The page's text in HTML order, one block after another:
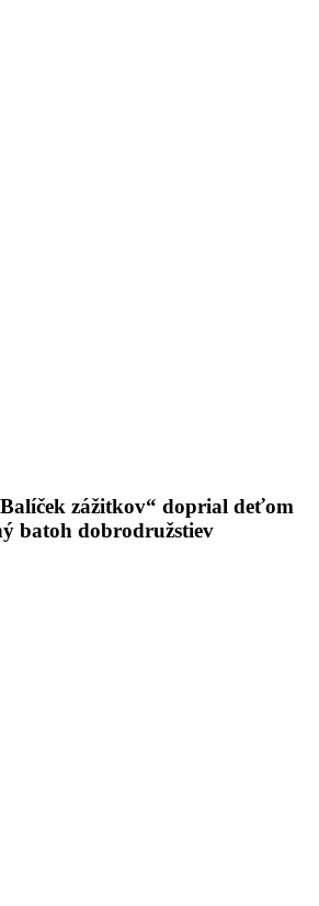
zážitkov“ doprial deťom
batoh dobrodružstiev